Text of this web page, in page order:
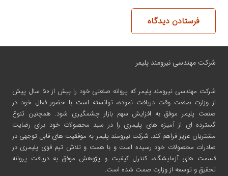
فرستادن دیدگاه
شرکت مهندسی نیرومند پلیمر
شرکت مهندسی نیرومند پلیمر
که پروانه صنعتی خود را بیش از ۵۰ سال پیش
از وزارت صنعت وقت دریافت نموده، توانسته است با حضور فعال خود در
صنعت پلیمر موفق به افزایش سهم بازار چشمگیری شود. همچنین تنوع
گسترده ای از آمیزه های پلیمری را در سبد محصولات خود برای رضایت
مشتریان عزیز فراهم کند. شرکت نیرومند پلیمر به موفقیت های قابل توجهی در
صادرات محصولات خود رسیده است و با همت و تلاش تیم قوی پلیمری در
قسمت های آزمایشگاه، کنترل کیفیت و پژوهش موفق به دریافت پروانه
تحقیق و توسعه از وزارت صمت شده است.